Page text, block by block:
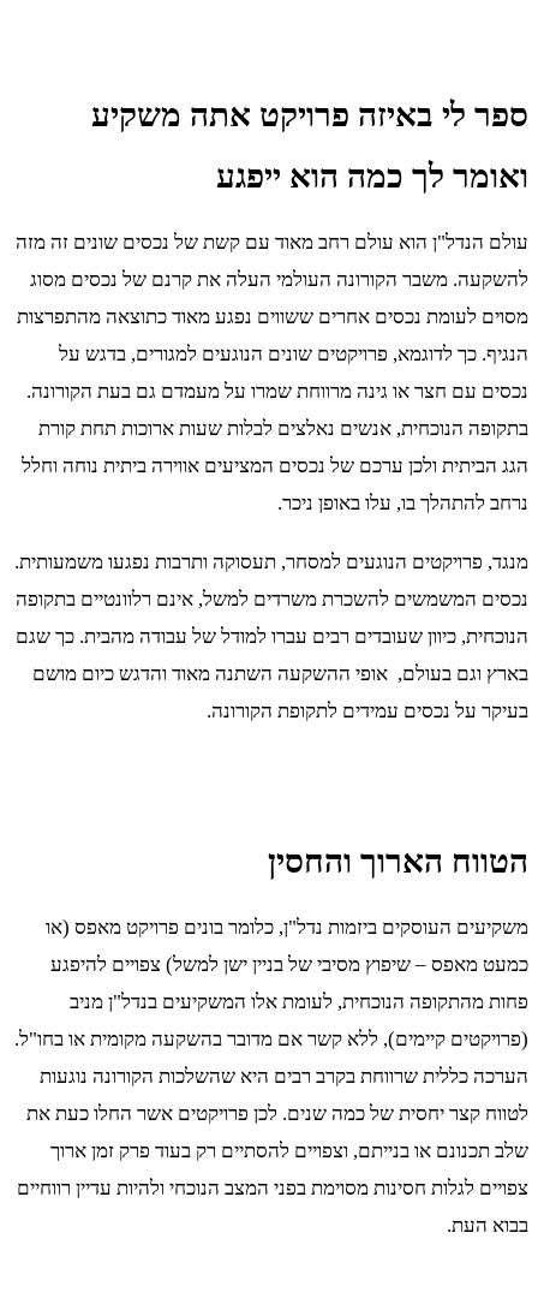
ספר לי באיזה פרויקט אתה משקיע
ואומר לך כמה הוא ייפגע
עולם הנדל"ן הוא עולם רחב מאוד עם קשת של נכסים שונים זה מזה
להשקעה. משבר הקורונה העולמי העלה את קרנם של נכסים מסוג
מסוים לעומת נכסים אחרים ששווים נפגע מאוד כתוצאה מהתפרצות
הנגיף. כך לדוגמא, פרויקטים שונים הנוגעים למגורים, בדגש על
נכסים עם חצר או גינה מרווחת שמרו על מעמדם גם בעת הקורונה.
בתקופה הנוכחית, אנשים נאלצים לבלות שעות ארוכות תחת קורת
הגג הביתית ולכן ערכם של נכסים המציעים אווירה ביתית נוחה וחלל
נרחב להתהלך בו, עלו באופן ניכר.
מנגד, פרויקטים הנוגעים למסחר, תעסוקה ותרבות נפגעו משמעותית.
נכסים המשמשים להשכרת משרדים למשל, אינם רלוונטיים בתקופה
הנוכחית, כיוון שעובדים רבים עברו למודל של עבודה מהבית. כך שגם
בארץ וגם בעולם, אופי ההשקעה השתנה מאוד והדגש כיום מושם
בעיקר על נכסים עמידים לתקופת הקורונה.
הטווח הארוך והחסין
משקיעים העוסקים ביזמות נדל"ן, כלומר בונים פרויקט מאפס (או
כמעט מאפס – שיפוץ מסיבי של בניין ישן למשל) צפויים להיפגע
פחות מהתקופה הנוכחית, לעומת אלו המשקיעים בנדל"ן מניב
(פרויקטים קיימים), ללא קשר אם מדובר בהשקעה מקומית או בחו"ל.
הערכה כללית שרווחת בקרב רבים היא שהשלכות הקורונה נוגעות
לטווח קצר יחסית של כמה שנים. לכן פרויקטים אשר החלו כעת את
שלב תכנונם או בנייתם, וצפויים להסתיים רק בעוד פרק זמן ארוך
צפויים לגלות חסינות מסוימת בפני המצב הנוכחי ולהיות עדיין רווחיים
בבוא העת.